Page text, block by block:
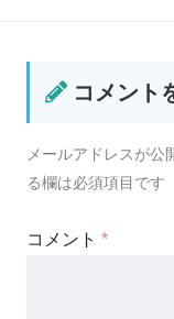
コメント
メールアドレスが公
る欄は必須項目です
コメント *